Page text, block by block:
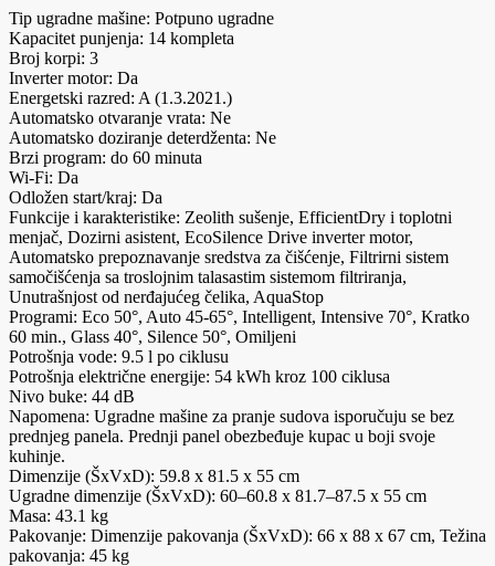
Tip ugradne mašine: Potpuno ugradne
Kapacitet punjenja: 14 kompleta
Broj korpi: 3
Inverter motor: Da
Energetski razred: A (1.3.2021.)
Automatsko otvaranje vrata: Ne
Automatsko doziranje deterdženta: Ne
Brzi program: do 60 minuta
Wi-Fi: Da
Odložen start/kraj: Da
Funkcije i karakteristike: Zeolith sušenje, EfficientDry i toplotni
menjač, Dozirni asistent, EcoSilence Drive inverter motor,
Automatsko prepoznavanje sredstva za čišćenje, Filtrirni sistem
samočišćenja sa troslojnim talasastim sistemom filtriranja,
Unutrašnjost od nerđajućeg čelika, AquaStop
Programi: Eco 50°, Auto 45-65°, Intelligent, Intensive 70°, Kratko
60 min., Glass 40°, Silence 50°, Omiljeni
Potrošnja vode: 9.5 l po ciklusu
Potrošnja električne energije: 54 kWh kroz 100 ciklusa
Nivo buke: 44 dB
Napomena: Ugradne mašine za pranje sudova isporučuju se bez
prednjeg panela. Prednji panel obezbeđuje kupac u boji svoje
kuhinje.
Dimenzije (ŠxVxD): 59.8 x 81.5 x 55 cm
Ugradne dimenzije (ŠxVxD): 60–60.8 x 81.7–87.5 x 55 cm
Masa: 43.1 kg
Pakovanje: Dimenzije pakovanja (ŠxVxD): 66 x 88 x 67 cm, Težina
pakovanja: 45 kg